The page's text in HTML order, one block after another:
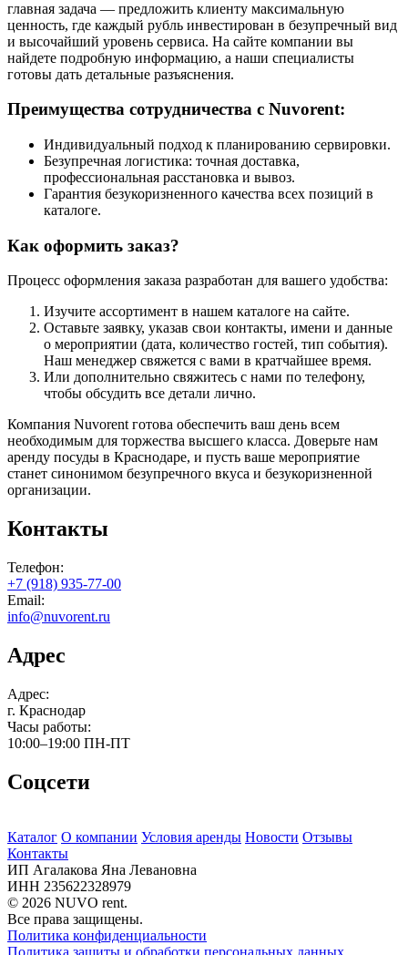
главная задача — предложить клиенту максимальную
ценность, где каждый рубль инвестирован в безупречный вид
и высочайший уровень сервиса. На сайте компании вы
найдете подробную информацию, а наши специалисты
готовы дать детальные разъяснения.
Преимущества сотрудничества с Nuvorent:
Индивидуальный подход к планированию сервировки.
Безупречная логистика: точная доставка,
профессиональная расстановка и вывоз.
Гарантия безукоризненного качества всех позиций в
каталоге.
Как оформить заказ?
Процесс оформления заказа разработан для вашего удобства:
Изучите ассортимент в нашем каталоге на сайте.
Оставьте заявку, указав свои контакты, имени и данные
о мероприятии (дата, количество гостей, тип события).
Наш менеджер свяжется с вами в кратчайшее время.
Или дополнительно свяжитесь с нами по телефону,
чтобы обсудить все детали лично.
Компания Nuvorent готова обеспечить ваш день всем
необходимым для торжества высшего класса. Доверьте нам
аренду посуды в Краснодаре, и пусть ваше мероприятие
станет синонимом безупречного вкуса и безукоризненной
организации.
Контакты
Телефон:
+7 (918) 935-77-00
Email:
info@nuvorent.ru
Адрес
Адрес:
г. Краснодар
Часы работы:
10:00–19:00 ПН-ПТ
Соцсети
Каталог О компании Условия аренды Новости Отзывы
Контакты
ИП Агалакова Яна Левановна
ИНН 235622328979
© 2026 NUVO rent.
Все права защищены.
Политика конфиденциальности
Политика защиты и обработки персональных данных